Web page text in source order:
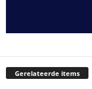
Gerelateerde items